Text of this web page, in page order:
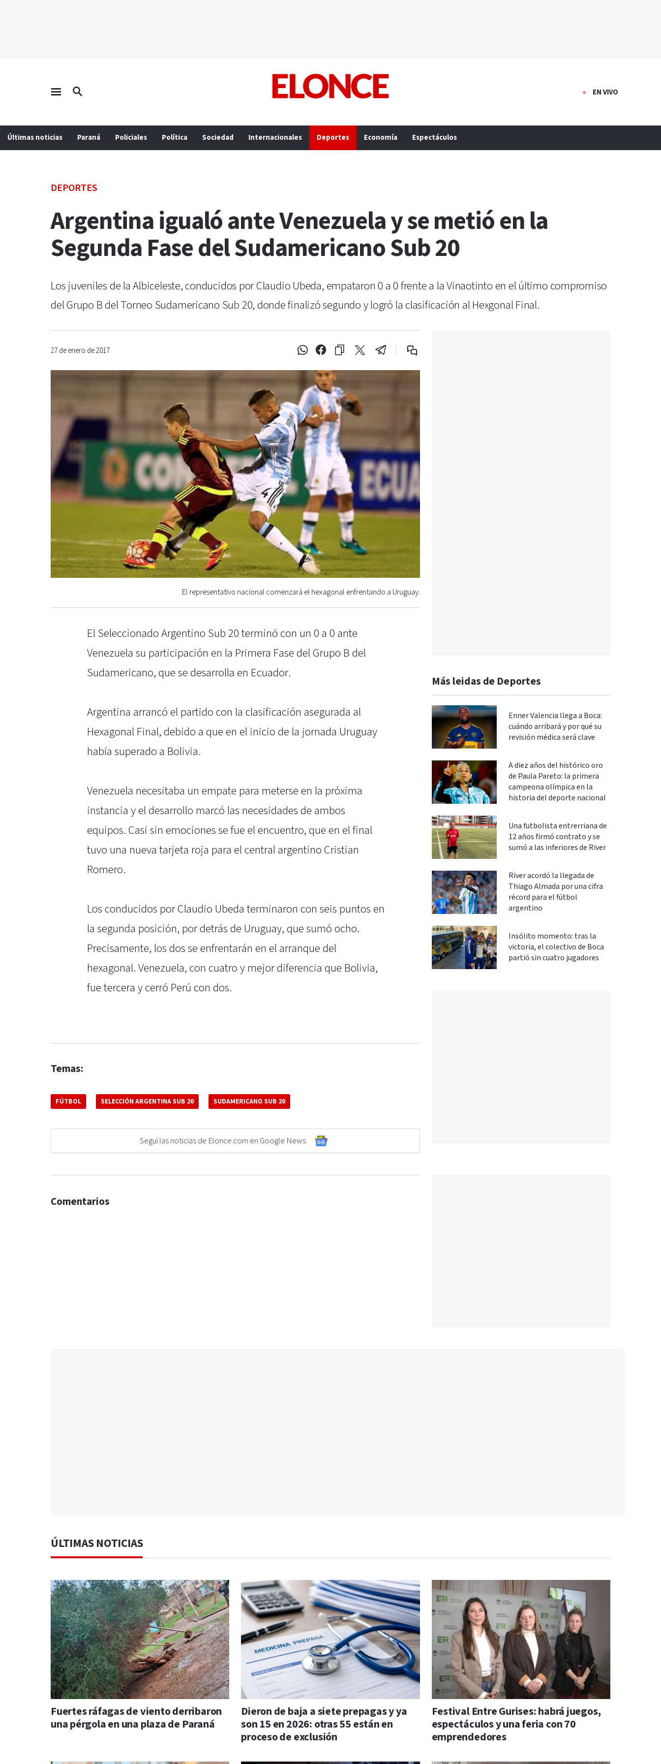
EN VIVO
Últimas noticias Paraná Policiales Política Sociedad Internacionales Deportes Economía Espectáculos
DEPORTES
Argentina igualó ante Venezuela y se metió en la
Segunda Fase del Sudamericano Sub 20
Los juveniles de la Albiceleste, conducidos por Claudio Ubeda, empataron 0 a 0 frente a la Vinaotinto en el último compromiso
del Grupo B del Torneo Sudamericano Sub 20, donde finalizó segundo y logró la clasificación al Hexgonal Final.
27 de enero de 2017
El representativo nacional comenzará el hexagonal enfrentando a Uruguay.
El Seleccionado Argentino Sub 20 terminó con un 0 a 0 ante
Venezuela su participación en la Primera Fase del Grupo B del
Sudamericano, que se desarrolla en Ecuador.
Argentina arrancó el partido con la clasificación asegurada al
Hexagonal Final, debido a que en el inicio de la jornada Uruguay
había superado a Bolivia.
Venezuela necesitaba un empate para meterse en la próxima
instancia y el desarrollo marcó las necesidades de ambos
equipos. Casi sin emociones se fue el encuentro, que en el final
tuvo una nueva tarjeta roja para el central argentino Cristian
Romero.
Los conducidos por Claudio Ubeda terminaron con seis puntos en
la segunda posición, por detrás de Uruguay, que sumó ocho.
Precisamente, los dos se enfrentarán en el arranque del
hexagonal. Venezuela, con cuatro y mejor diferencia que Bolivia,
fue tercera y cerró Perú con dos.
Temas:
FÚTBOL SELECCIÓN ARGENTINA SUB 20 SUDAMERICANO SUB 20
Seguí las noticias de Elonce.com en Google News
Más leidas de Deportes
Enner Valencia llega a Boca:
cuándo arribará y por qué su
revisión médica será clave
A diez años del histórico oro
de Paula Pareto: la primera
campeona olímpica en la
historia del deporte nacional
Una futbolista entrerriana de
12 años firmó contrato y se
sumó a las inferiores de River
River acordó la llegada de
Thiago Almada por una cifra
récord para el fútbol
argentino
Insólito momento: tras la
victoria, el colectivo de Boca
partió sin cuatro jugadores
Comentarios
ÚLTIMAS NOTICIAS
Fuertes ráfagas de viento derribaron
una pérgola en una plaza de Paraná
Dieron de baja a siete prepagas y ya
son 15 en 2026: otras 55 están en
proceso de exclusión
Festival Entre Gurises: habrá juegos,
espectáculos y una feria con 70
emprendedores